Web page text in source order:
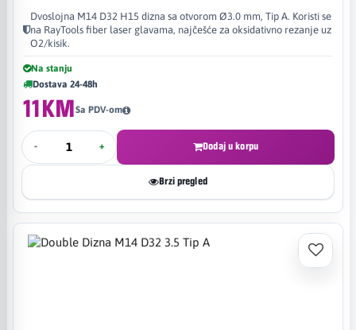
Dvoslojna M14 D32 H15 dizna sa otvorom Ø3.0 mm, Tip A. Koristi se
na RayTools fiber laser glavama, najčešće za oksidativno rezanje uz
O2/kisik.
Na stanju
Dostava 24-48h
11KMSa PDV-om
- + Dodaj u korpu
Brzi pregled